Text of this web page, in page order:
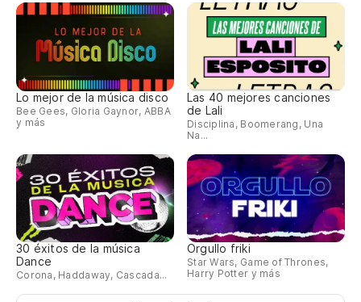
Lo mejor de la música disco
Bee Gees, Gloria Gaynor, ABBA
y más
Las 40 mejores canciones
de Lali
Disciplina, Boomerang, Una
Na...
30 éxitos de la música
Dance
Corona, Haddaway, Cascada...
Orgullo friki
Star Wars, Game of Thrones,
Harry Potter y más